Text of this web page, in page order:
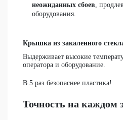
неожиданных сбоев,
оборудования.
Крышка из закаленного
Выдерживает высокие
оператора и оборудование.
В 5 раз безопаснее пластика!
Точность на каждом